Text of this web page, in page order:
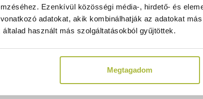
Ezenkívül közösségi média-, hirdető- és
adatokat, akik kombinálhatják az adatokat
használt más szolgáltatásokból gyűjtöttek.
Megtagadom
tartó tartósságot biztosít, és ellenáll a
készült, amely támogatja a napi, nagy